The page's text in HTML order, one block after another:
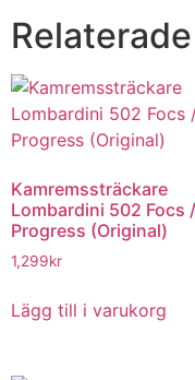
Kamremssträckare
Lombardini 502 Focs /
Progress (Original)
1,299kr
Lägg till i varukorg